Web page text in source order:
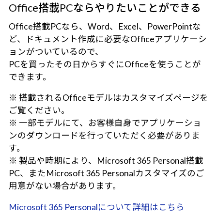
Office搭載PCならやりたいことができる
Office搭載PCなら、Word、Excel、PowerPointな
ど、ドキュメント作成に必要なOfficeアプリケーシ
ョンがついているので、
PCを買ったその日からすぐにOfficeを使うことが
できます。
※ 搭載されるOfficeモデルはカスタマイズページを
ご覧ください。
※ 一部モデルにて、お客様自身でアプリケーショ
ンのダウンロードを行っていただく必要がありま
す。
※ 製品や時期により、Microsoft 365 Personal搭載
PC、またMicrosoft 365 Personalカスタマイズのご
用意がない場合があります。
Microsoft 365 Personalについて詳細はこちら